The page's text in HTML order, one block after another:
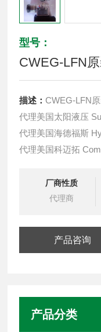
型号：
CWEG-LFN
描述：CWEG-LFN
代理美国太阳液压
代理美国海德福斯
代理美国科迈拓
提供油路系统设计,
液压油缸，经销力
厂商性质
代理商
产品咨询
产品分类